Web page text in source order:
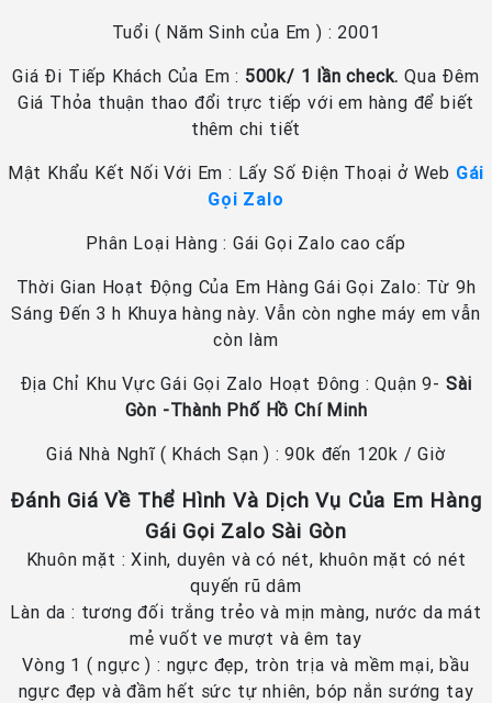
Tuổi ( Năm Sinh của Em ) : 2001
Giá Đi Tiếp Khách Của Em : 500k/ 1 lần check. Qua Đêm
Giá Thỏa thuận thao đổi trực tiếp với em hàng để biết
thêm chi tiết
Mật Khẩu Kết Nối Với Em : Lấy Số Điện Thoại ở Web Gái
Gọi Zalo
Phân Loại Hàng : Gái Gọi Zalo cao cấp
Thời Gian Hoạt Động Của Em Hàng Gái Gọi Zalo: Từ 9h
Sáng Đến 3 h Khuya hàng này. Vẫn còn nghe máy em vẫn
còn làm
Địa Chỉ Khu Vực Gái Gọi Zalo Hoạt Đông : Quận 9- Sài
Gòn -Thành Phố Hồ Chí Minh
Giá Nhà Nghĩ ( Khách Sạn ) : 90k đến 120k / Giờ
Đánh Giá Về Thể Hình Và Dịch Vụ Của Em Hàng
Gái Gọi Zalo Sài Gòn
Khuôn mặt : Xinh, duyên và có nét, khuôn mặt có nét
quyến rũ dâm
Làn da : tương đối trắng trẻo và mịn màng, nước da mát
mẻ vuốt ve mượt và êm tay
Vòng 1 ( ngực ) : ngực đẹp, tròn trịa và mềm mại, bầu
ngực đẹp và đầm hết sức tự nhiên, bóp nắn sướng tay